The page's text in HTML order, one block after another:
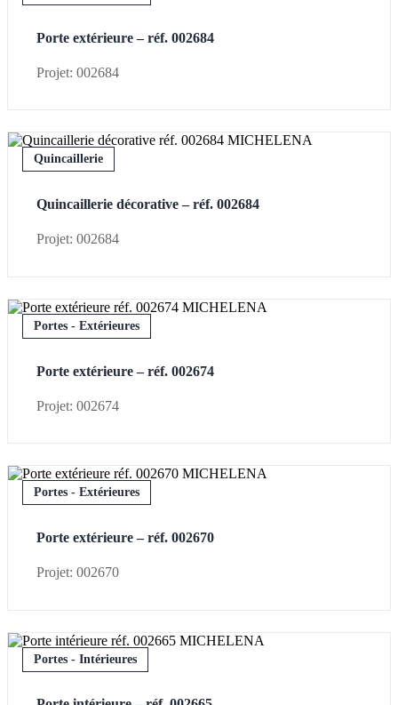
Porte extérieure – réf. 002684
Projet: 002684
Quincaillerie
Quincaillerie décorative – réf. 002684
Projet: 002684
Portes - Extérieures
Porte extérieure – réf. 002674
Projet: 002674
Portes - Extérieures
Porte extérieure – réf. 002670
Projet: 002670
Portes - Intérieures